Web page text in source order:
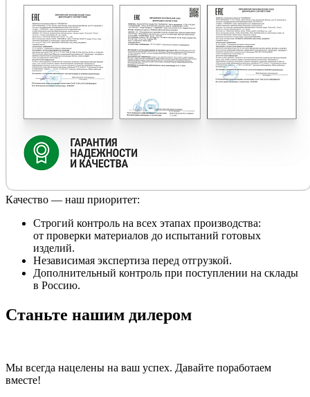
Качество — наш приоритет:
Строгий контроль на всех этапах производства:
от проверки материалов до испытаний готовых
изделий.
Независимая экспертиза перед отгрузкой.
Дополнительный контроль при поступлении на склады
в Россию.
Станьте нашим дилером
Мы всегда нацелены на ваш успех. Давайте поработаем
вместе!